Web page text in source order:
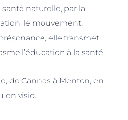
naturelle, par la
le mouvement,
elle transmet
l’éducation à la santé.
de Cannes à Menton, en
en visio.